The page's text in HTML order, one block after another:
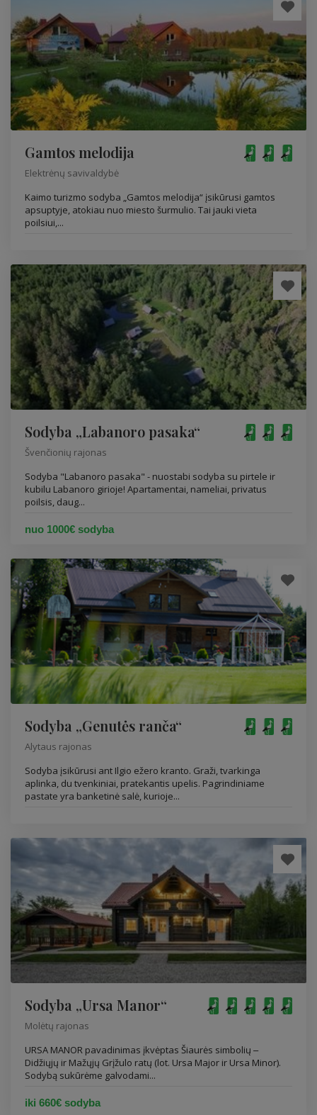
Gamtos melodija
Elektrėnų savivaldybė
Kaimo turizmo sodyba „Gamtos melodija“ įsikūrusi gamtos
apsuptyje, atokiau nuo miesto šurmulio. Tai jauki vieta
poilsiui,...
Sodyba „Labanoro pasaka“
Švenčionių rajonas
Sodyba "Labanoro pasaka" - nuostabi sodyba su pirtele ir
kubilu Labanoro girioje! Apartamentai, nameliai, privatus
poilsis, daug...
nuo 1000€ sodyba
Sodyba „Genutės ranča“
Alytaus rajonas
Sodyba įsikūrusi ant Ilgio ežero kranto. Graži, tvarkinga
aplinka, du tvenkiniai, pratekantis upelis. Pagrindiniame
pastate yra banketinė salė, kurioje...
Sodyba „Ursa Manor“
Molėtų rajonas
URSA MANOR pavadinimas įkvėptas Šiaurės simbolių ‒
Didžiųjų ir Mažųjų Grįžulo ratų (lot. Ursa Major ir Ursa Minor).
Sodybą sukūrėme galvodami...
iki 660€ sodyba